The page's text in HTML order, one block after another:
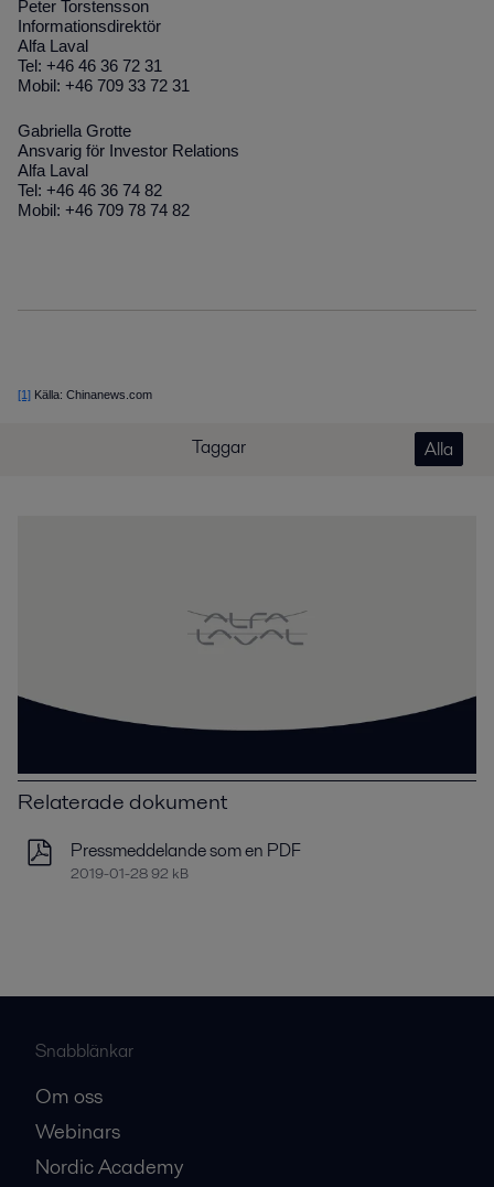
Peter Torstensson
Informationsdirektör
Alfa Laval
Tel: +46 46 36 72 31
Mobil: +46 709 33 72 31
Gabriella Grotte
Ansvarig för Investor Relations
Alfa Laval
Tel: +46 46 36 74 82
Mobil: +46 709 78 74 82
[1] Källa: Chinanews.com
Taggar Alla
Relaterade dokument
Pressmeddelande som en PDF
2019-01-28 92 kB
Snabblänkar
Om oss
Webinars
Nordic Academy